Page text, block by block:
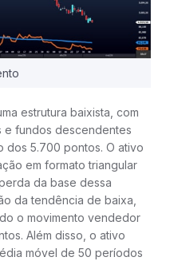
estrutura baixista, com
e fundos descendentes
dos 5.700 pontos. O ativo
em formato triangular
da base dessa
da tendência de baixa,
o movimento vendedor
Além disso, o ativo
móvel de 50 períodos